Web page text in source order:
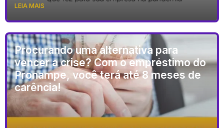
LEIA MAIS
Procurando uma alternativa para
vencer a crise? Com o empréstimo do
Pronampe, você terá até 8 meses de
carência!